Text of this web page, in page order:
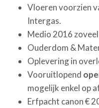
Vloeren voorzien
Intergas.
Medio 2016
Ouderdom &
Oplevering in
Vooruitlopend
mogelijk enkel op
Erfpacht canon €